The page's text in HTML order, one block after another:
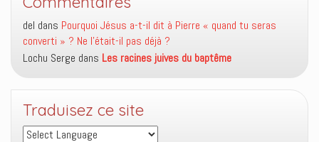
del dans Pourquoi Jésus a-t-il dit à Pierre « quand tu seras
converti » ? Ne l’était-il pas déjà ?
Lochu Serge dans Les racines juives du baptême
Traduisez ce site